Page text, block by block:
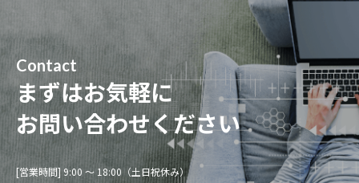
Contact
まずはお気軽に
お問い合わせください
[営業時間] 9:00 〜 18:00（土日祝休み）